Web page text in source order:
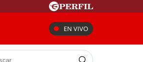
EN VIVO